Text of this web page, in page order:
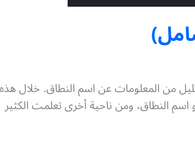
حوالي 9 سنوات، حينها لم أكن أعرف إلا القليل من المعلومات عن اسم
النطاق، ومن ناحية أخرى تعلمت الكثير